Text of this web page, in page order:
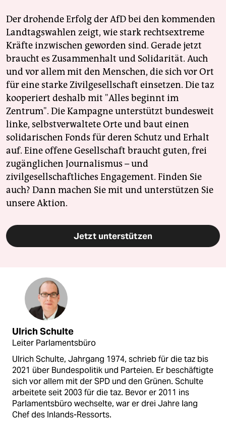
Der drohende Erfolg der AfD bei den kommenden
Landtagswahlen zeigt, wie stark rechtsextreme
Kräfte inzwischen geworden sind. Gerade jetzt
braucht es Zusammenhalt und Solidarität. Auch
und vor allem mit den Menschen, die sich vor Ort
für eine starke Zivilgesellschaft einsetzen. Die taz
kooperiert deshalb mit "Alles beginnt im
Zentrum". Die Kampagne unterstützt bundesweit
linke, selbstverwaltete Orte und baut einen
solidarischen Fonds für deren Schutz und Erhalt
auf. Eine offene Gesellschaft braucht guten, frei
zugänglichen Journalismus – und
zivilgesellschaftliches Engagement. Finden Sie
auch? Dann machen Sie mit und unterstützen Sie
unsere Aktion.
Jetzt unterstützen
Ulrich Schulte
Leiter Parlamentsbüro
Ulrich Schulte, Jahrgang 1974, schrieb für die taz bis
2021 über Bundespolitik und Parteien. Er beschäftigte
sich vor allem mit der SPD und den Grünen. Schulte
arbeitete seit 2003 für die taz. Bevor er 2011 ins
Parlamentsbüro wechselte, war er drei Jahre lang
Chef des Inlands-Ressorts.